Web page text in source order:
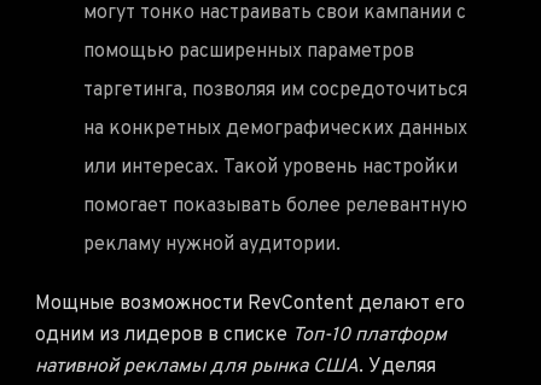
могут тонко настраивать свои кампании с
помощью расширенных параметров
таргетинга, позволяя им сосредоточиться
на конкретных демографических данных
или интересах. Такой уровень настройки
помогает показывать более релевантную
рекламу нужной аудитории.
Мощные возможности RevContent делают его
одним из лидеров в списке Топ-10 платформ
нативной рекламы для рынка США. Уделяя